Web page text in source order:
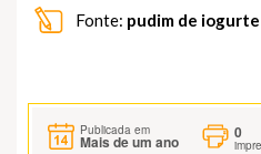
Fonte: pudim de iogurte
Publicada em
Mais de um ano
0